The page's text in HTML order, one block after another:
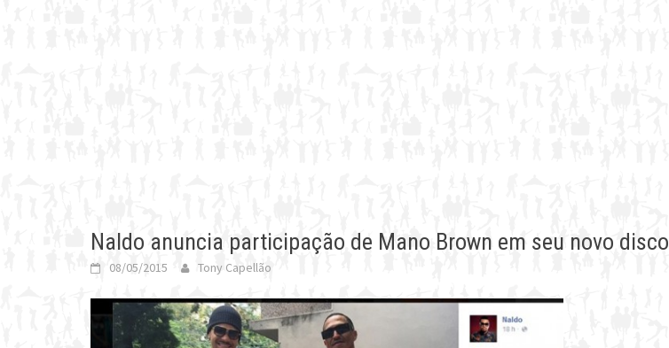
Naldo anuncia participação de Mano Brown em seu novo disco
08/05/2015 Tony Capellão